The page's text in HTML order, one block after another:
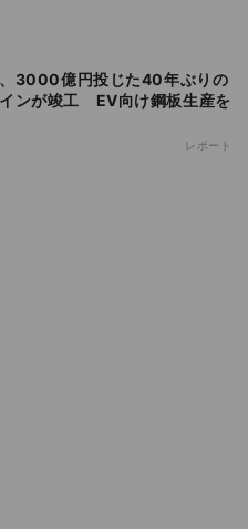
3000億円投じた40年ぶりの
ンが竣工 EV向け鋼板生産を
レポート